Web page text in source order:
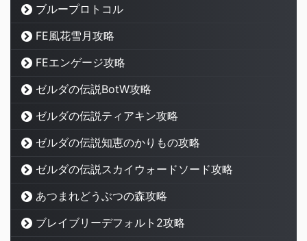
ブループロトコル
FE風花雪月攻略
FEエンゲージ攻略
ゼルダの伝説BotW攻略
ゼルダの伝説ティアキン攻略
ゼルダの伝説知恵のかりもの攻略
ゼルダの伝説スカイウォードソード攻略
あつまれどうぶつの森攻略
ブレイブリーデフォルト2攻略